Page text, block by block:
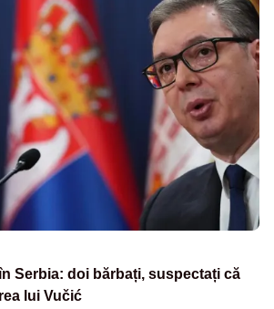
Serbia: doi bărbați, suspectați că
lui Vučić